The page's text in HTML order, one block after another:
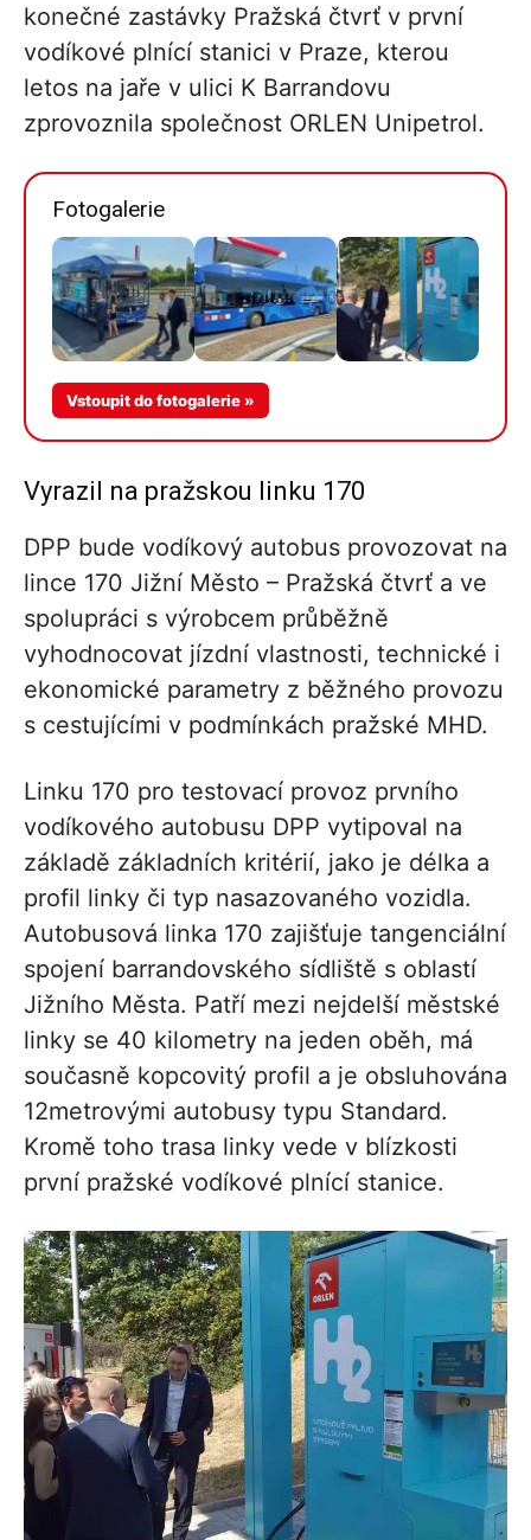
konečné zastávky Pražská čtvrť v první
vodíkové plnící stanici v Praze, kterou
letos na jaře v ulici K Barrandovu
zprovoznila společnost ORLEN Unipetrol.
Fotogalerie
Vstoupit do fotogalerie »
Vyrazil na pražskou linku 170
DPP bude vodíkový autobus provozovat na
lince 170 Jižní Město – Pražská čtvrť a ve
spolupráci s výrobcem průběžně
vyhodnocovat jízdní vlastnosti, technické i
ekonomické parametry z běžného provozu
s cestujícími v podmínkách pražské MHD.
Linku 170 pro testovací provoz prvního
vodíkového autobusu DPP vytipoval na
základě základních kritérií, jako je délka a
profil linky či typ nasazovaného vozidla.
Autobusová linka 170 zajišťuje tangenciální
spojení barrandovského sídliště s oblastí
Jižního Města. Patří mezi nejdelší městské
linky se 40 kilometry na jeden oběh, má
současně kopcovitý profil a je obsluhována
12metrovými autobusy typu Standard.
Kromě toho trasa linky vede v blízkosti
první pražské vodíkové plnící stanice.